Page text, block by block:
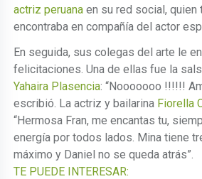
actriz peruana en su red social, quien
encontraba en compañía del actor
En seguida, sus colegas del arte le
felicitaciones. Una de ellas fue la
Yahaira Plasencia: “Nooooooo !!!!!!
escribió. La actriz y bailarina Fiorella
“Hermosa Fran, me encantas tu,
energía por todos lados. Mina tiene
máximo y Daniel no se queda atrás”.
TE PUEDE INTERESAR: